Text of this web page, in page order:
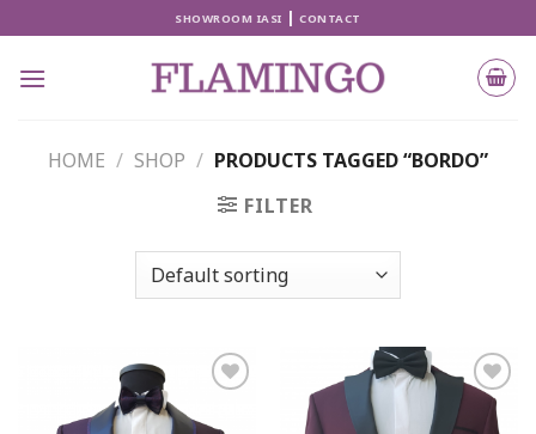
to
content
SHOWROOM IASI | CONTACT
HOME / SHOP / PRODUCTS TAGGED “BORDO”
FILTER
wishlist
Add to
wishlist